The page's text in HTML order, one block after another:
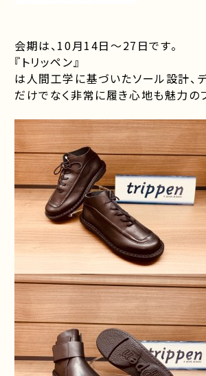
会期は、10月14日〜27日です。
『トリッペン』
は人間工学に基づいたソール設計、
だけでなく非常に履き心地も魅力の